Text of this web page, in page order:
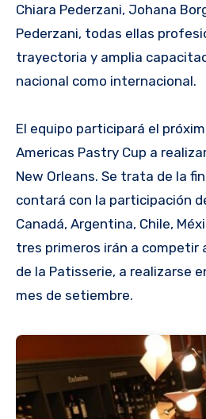
Chiara Pederzani, Johana
Pederzani, todas ellas
trayectoria y amplia
nacional como internacional.
El equipo participará el
Americas Pastry Cup a
New Orleans. Se trata de la
contará con la participación
Canadá, Argentina, Chile,
tres primeros irán a competir
de la Patisserie, a realizarse
mes de setiembre.